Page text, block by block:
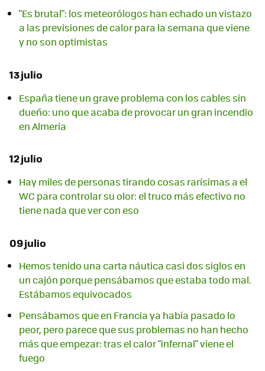
"Es brutal": los meteorólogos han echado un vistazo
a las previsiones de calor para la semana que viene
y no son optimistas
13 julio
España tiene un grave problema con los cables sin
dueño: uno que acaba de provocar un gran incendio
en Almería
12 julio
Hay miles de personas tirando cosas rarísimas a el
WC para controlar su olor: el truco más efectivo no
tiene nada que ver con eso
09 julio
Hemos tenido una carta náutica casi dos siglos en
un cajón porque pensábamos que estaba todo mal.
Estábamos equivocados
Pensábamos que en Francia ya había pasado lo
peor, pero parece que sus problemas no han hecho
más que empezar: tras el calor "infernal" viene el
fuego